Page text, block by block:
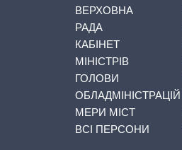
ВЕРХОВНА
РАДА
КАБІНЕТ
МІНІСТРІВ
ГОЛОВИ
ОБЛАДМІНІСТРАЦІЙ
МЕРИ МІСТ
ВСІ ПЕРСОНИ